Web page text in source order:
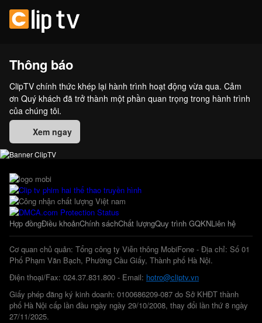
Thông báo
ClipTV chính thức khép lại hành trình hoạt động vừa qua. Cảm
ơn Quý khách đã trở thành một phần quan trọng trong hành trình
của chúng tôi.
Xem ngay
Hợp đồngĐiều khoảnChính sáchChất lượngQuy trình GQKNLiên hệ
Cơ quan chủ quản: Tổng công ty Viễn thông MobiFone - Địa chỉ: Số 01
Phố Phạm Văn Bạch, Phường Cầu Giấy, Thành phố Hà Nội.
Điện thoại/Fax: 024.37.831.800 - Email: hotro@cliptv.vn
Giấy phép đăng ký kinh doanh: 0100686209-087 do Sở KHĐT thành
phố Hà Nội cấp lần đầu ngày ngày 29/10/2008, thay đổi lần thứ 8 ngày
27/11/2025.